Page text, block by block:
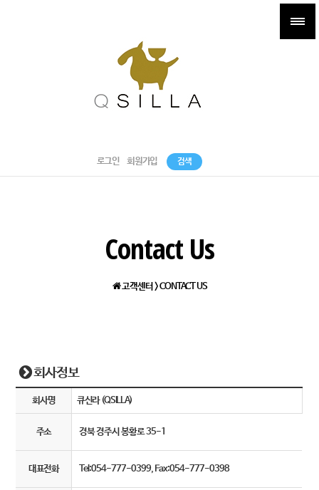
로그인 회원가입 검색
Contact Us
고객센터 > CONTACT US
회사정보
회사명 큐신라 (QSILLA)
주소 경북 경주시 봉황로 35-1
대표전화 Tel:054-777-0399, Fax:054-777-0398